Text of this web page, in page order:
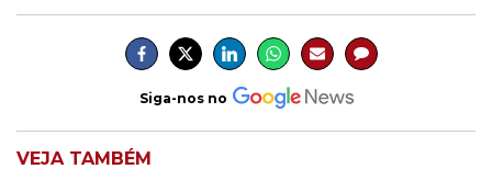
Siga-nos no
VEJA TAMBÉM